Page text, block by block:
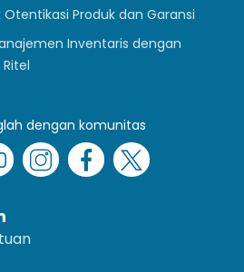
Otentikasi Produk dan Garansi
Inventaris dengan
dengan komunitas